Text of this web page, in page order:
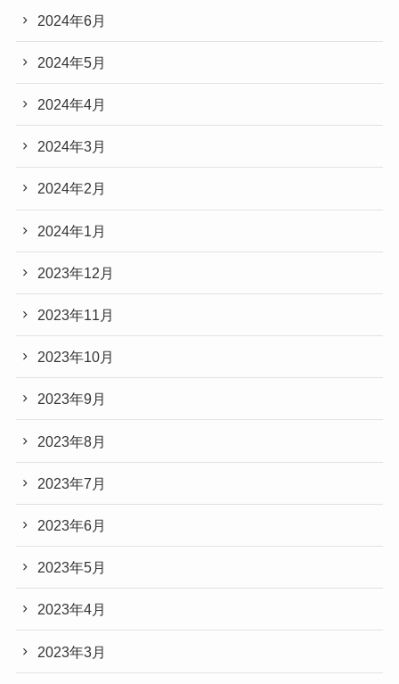
2024年6月
2024年5月
2024年4月
2024年3月
2024年2月
2024年1月
2023年12月
2023年11月
2023年10月
2023年9月
2023年8月
2023年7月
2023年6月
2023年5月
2023年4月
2023年3月